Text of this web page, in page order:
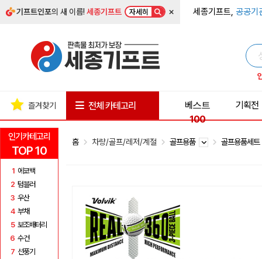
기프트인포의 새 이름!세종기프트 자세히 × 세종기프트, 공공기
인기카테고리
TOP 10
1 에코백
2 텀블러
3 우산
4 부채
5 보조배터리
6 수건
7 선풍기
즐겨찾기 전체 카테고리
베스트
100
기획전
홈 차량/골프/레저/계절 골프용품 골프용품세